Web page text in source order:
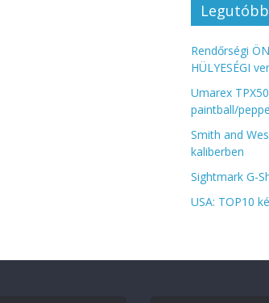
Rendőrségi
HÜLYESÉGI
Umarex
paintball/
Smith and
kaliberben
Sightmark G-
USA: TOP10